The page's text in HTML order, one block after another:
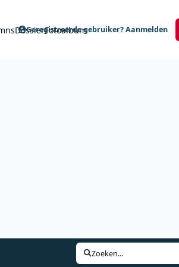
DossierFotoalbum
Geregistreerde gebruiker? Aanmelden
Zoeken...